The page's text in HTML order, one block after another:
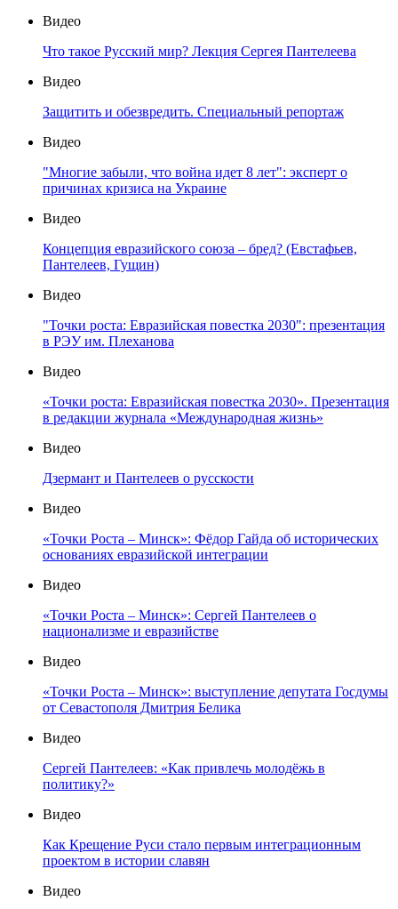
Видео
Что такое Русский мир? Лекция Сергея Пантелеева
Видео
Защитить и обезвредить. Специальный репортаж
Видео
"Многие забыли, что война идет 8 лет": эксперт о
причинах кризиса на Украине
Видео
Концепция евразийского союза – бред? (Евстафьев,
Пантелеев, Гущин)
Видео
"Точки роста: Евразийская повестка 2030": презентация
в РЭУ им. Плеханова
Видео
«Точки роста: Евразийская повестка 2030». Презентация
в редакции журнала «Международная жизнь»
Видео
Дзермант и Пантелеев о русскости
Видео
«Точки Роста – Минск»: Фёдор Гайда об исторических
основаниях евразийской интеграции
Видео
«Точки Роста – Минск»: Сергей Пантелеев о
национализме и евразийстве
Видео
«Точки Роста – Минск»: выступление депутата Госдумы
от Севастополя Дмитрия Белика
Видео
Сергей Пантелеев: «Как привлечь молодёжь в
политику?»
Видео
Как Крещение Руси стало первым интеграционным
проектом в истории славян
Видео